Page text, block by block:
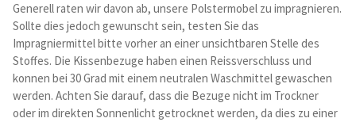
Generell raten wir davon ab, unsere Polstermobel zu impragnieren.
Sollte dies jedoch gewunscht sein, testen Sie das
Impragniermittel bitte vorher an einer unsichtbaren Stelle des
Stoffes. Die Kissenbezuge haben einen Reissverschluss und
konnen bei 30 Grad mit einem neutralen Waschmittel gewaschen
werden. Achten Sie darauf, dass die Bezuge nicht im Trockner
oder im direkten Sonnenlicht getrocknet werden, da dies zu einer